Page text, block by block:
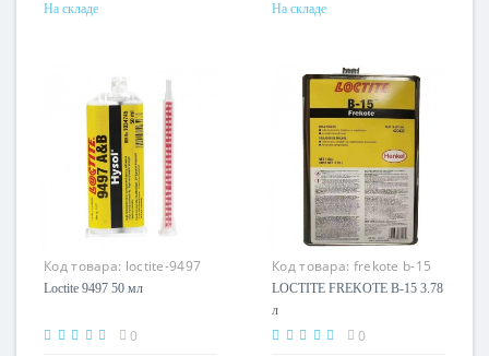
На складе На складе
Код товара: loctite-9497
50ml
Loctite 9497 50 мл
0
Код товара: frekote b-15
LOCTITE FREKOTE B-15 3.78
л
0